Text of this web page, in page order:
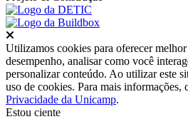
Utilizamos cookies para oferecer
desempenho, analisar como você
personalizar conteúdo. Ao utilizar este
uso de cookies. Para mais informações,
Privacidade da Unicamp.
Estou ciente